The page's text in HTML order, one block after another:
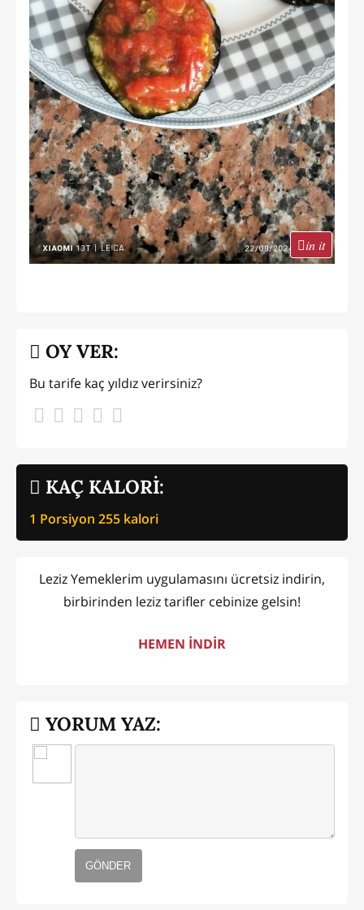
in it
KAÇ KALORİ:
1 Porsiyon 255 kalori
OY VER:
Bu tarife kaç yıldız verirsiniz?
Leziz Yemeklerim uygulamasını ücretsiz indirin,
birbirinden leziz tarifler cebinize gelsin!
HEMEN İNDİR
YORUM YAZ:
GÖNDER